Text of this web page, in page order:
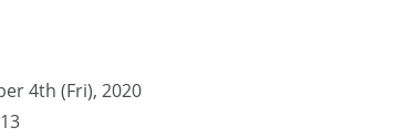
4th (Fri), 2020